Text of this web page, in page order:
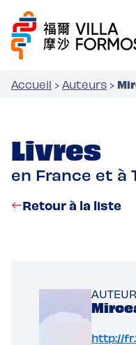
Accueil › Auteurs ›
Livres
en France et à
Retour à la liste
AUTEUR
http://